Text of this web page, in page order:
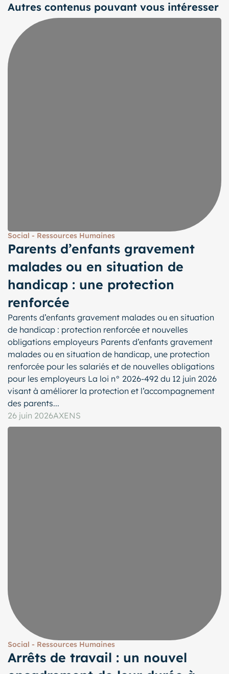
Autres contenus pouvant vous intéresser
Social - Ressources Humaines
Parents d’enfants gravement
malades ou en situation de
handicap : une protection
renforcée
Parents d’enfants gravement malades ou en situation
de handicap : protection renforcée et nouvelles
obligations employeurs Parents d’enfants gravement
malades ou en situation de handicap, une protection
renforcée pour les salariés et de nouvelles obligations
pour les employeurs La loi n° 2026-492 du 12 juin 2026
visant à améliorer la protection et l’accompagnement
des parents...
26 juin 2026AXENS
Social - Ressources Humaines
Arrêts de travail : un nouvel